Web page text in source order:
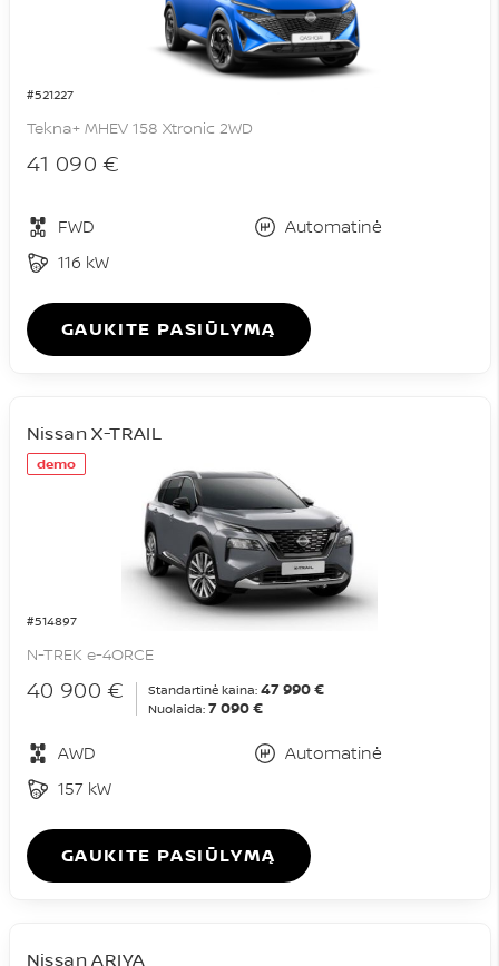
#521227
Tekna+ MHEV 158 Xtronic 2WD
41 090 €
FWD
Automatinė
116 kW
GAUKITE PASIŪLYMĄ
demo
#514897
Nissan X-TRAIL
N-TREK e-4ORCE
40 900 € Standartinė kaina: 47 990 €
Nuolaida: 7 090 €
AWD
Automatinė
157 kW
GAUKITE PASIŪLYMĄ
Nissan ARIYA